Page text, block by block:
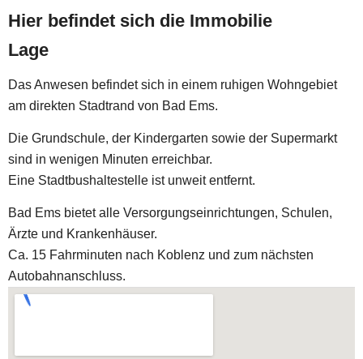
Hier befindet sich die Immobilie
Lage
Das Anwesen befindet sich in einem ruhigen Wohngebiet
am direkten Stadtrand von Bad Ems.
Die Grundschule, der Kindergarten sowie der Supermarkt
sind in wenigen Minuten erreichbar.
Eine Stadtbushaltestelle ist unweit entfernt.
Bad Ems bietet alle Versorgungseinrichtungen, Schulen,
Ärzte und Krankenhäuser.
Ca. 15 Fahrminuten nach Koblenz und zum nächsten
Autobahnanschluss.